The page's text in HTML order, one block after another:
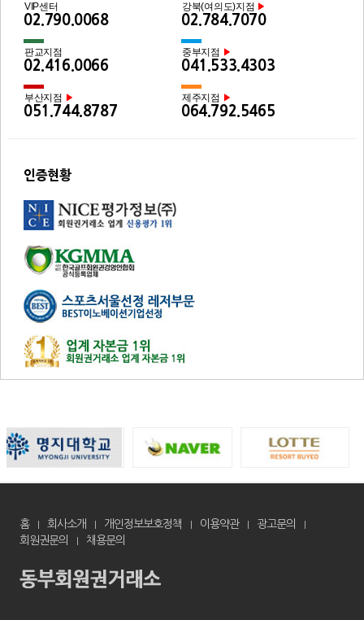
VIP센터
02.790.0068
강북(여의도)지점 ▶
02.784.7070
판교지점
02.416.0066
중부지점 ▶
041.533.4303
부산지점 ▶
051.744.8787
제주지점 ▶
064.792.5465
인증현황
홈 회사소개 개인정보보호정책 이용약관
광고문의
회원권문의
채용문의